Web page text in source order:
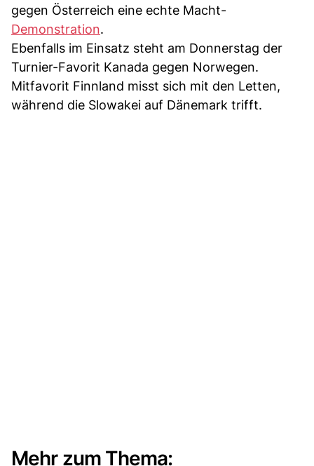
gegen Österreich eine echte Macht-
Demonstration.
Ebenfalls im Einsatz steht am Donnerstag der
Turnier-Favorit Kanada gegen Norwegen.
Mitfavorit Finnland misst sich mit den Letten,
während die Slowakei auf Dänemark trifft.
Mehr zum Thema: